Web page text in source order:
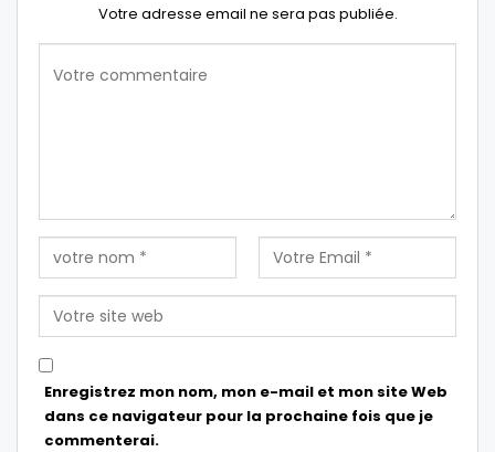
Votre adresse email ne sera pas publiée.
Enregistrez mon nom, mon e-mail et mon site Web
dans ce navigateur pour la prochaine fois que je
commenterai.